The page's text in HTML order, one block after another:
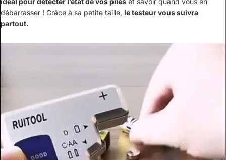
débarrasser ! Grâce à sa petite taille, le testeur vous suivra
partout.